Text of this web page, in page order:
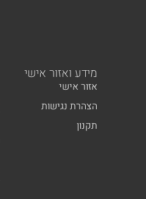
מידע ואזור אישי
אזור אישי
הצהרת נגישות
תקנון